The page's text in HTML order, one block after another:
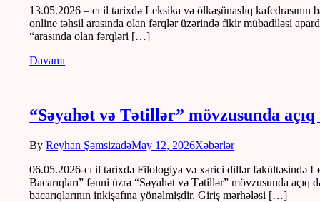
13.05.2026 – cı il tarixdə Leksika və ölkəşünaslıq
online təhsil arasında olan fərqlər üzərində fikir mübadiləsi
“arasında olan fərqləri […]
Davamı
“Səyahət və Tətillər” mövzusunda açıq
ByReyhan ŞəmsizadəMay 12, 2026Xəbərlər
06.05.2026-cı il tarixdə Filologiya və xarici dillər fakültəsində
Bacarıqları” fənni üzrə “Səyahət və Tətillər” mövzusunda
bacarıqlarının inkişafına yönəlmişdir. Giriş mərhələsi […]